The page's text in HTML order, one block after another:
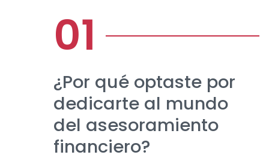
¿Por qué optaste por
dedicarte al mundo
del asesoramiento
financiero?